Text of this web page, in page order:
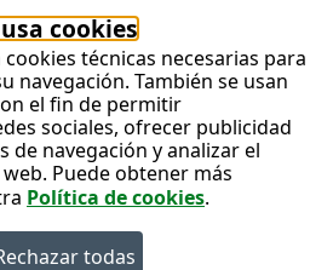
cookies
técnicas necesarias para
navegación. También se usan
el fin de permitir
sociales, ofrecer publicidad
de navegación y analizar el
Puede obtener más
Política de cookies.